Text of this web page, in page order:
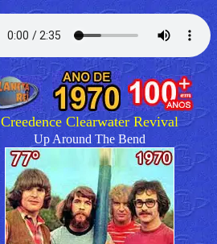
Creedence Clearwater Revival
Up Around The Bend